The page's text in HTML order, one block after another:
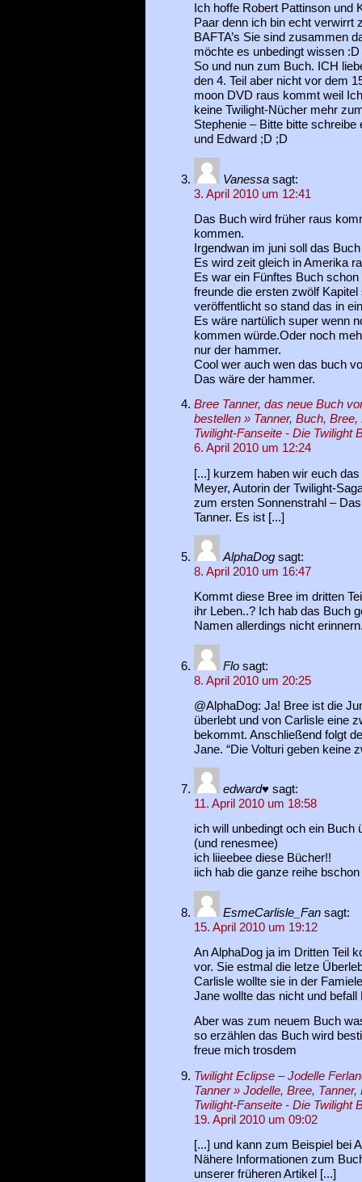
Ich hoffe Robert Pattinson und
Paar denn ich bin echt verwirrt
BAFTA’s Sie sind zusammen
möchte es unbedingt wissen :D
So und nun zum Buch. ICH
den 4. Teil aber nicht vor dem
moon DVD raus kommt weil
keine Twilight-Nücher mehr
Stephenie – Bitte bitte
und Edward ;D ;D
Vanessa sagt:
3. April 2010 um 12:41
Das Buch wird früher raus
kommen.
Irgendwan im juni soll das
Es wird zeit gleich in Amerika
Es war ein Fünftes Buch
freunde die ersten zwölf
veröffentlicht so stand das in
Es wäre nartülich super wenn
kommen würde.Oder noch
nur der hammer.
Cool wer auch wen das buch
Das wäre der hammer.
Bree Tanner, das neue Buch
bestellen » Tanner, Buch,
Twilight-Fanseite - Die Twilight
6. April 2010 um 12:24
[...] kurzem haben wir euch
Meyer, Autorin der Twilight-
zum ersten Sonnenstrahl –
Tanner. Es ist [...]
AlphaDog sagt:
8. April 2010 um 16:47
Kommt diese Bree im dritten
ihr Leben..? Ich hab das Buch
Namen allerdings nicht
Flo sagt:
8. April 2010 um 20:25
@AlphaDog: Ja! Bree ist die
überlebt und von Carlisle eine
bekommt. Anschließend folgt
Jane. “Die Volturi geben keine
edward♥ sagt:
11. April 2010 um 18:58
ich will unbedingt och ein Buch
(und renesmee)
ich liieebee diese Bücher!!
iich hab die ganze reihe
EsmeCarlisle_Fan sagt:
15. April 2010 um 19:12
An AlphaDog ja im Dritten Teil
vor. Sie estmal die letze
Carlisle wollte sie in der
Jane wollte das nicht und befall
Aber was zum neuem Buch
so erzählen das Buch wird
freue mich trosdem
Twilight Eclipse – Jodelle
Tanner » Jodelle, Bree,
Twilight-Fanseite - Die Twilight
19. April 2010 um 09:02
[...] und kann zum Beispiel bei
Nähere Informationen zum
unserer früheren Artikel [...]